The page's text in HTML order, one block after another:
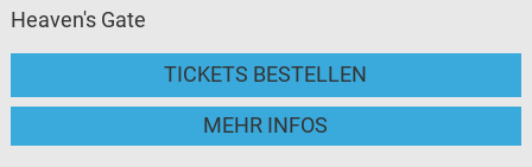
Heaven's Gate
TICKETS BESTELLEN
MEHR INFOS